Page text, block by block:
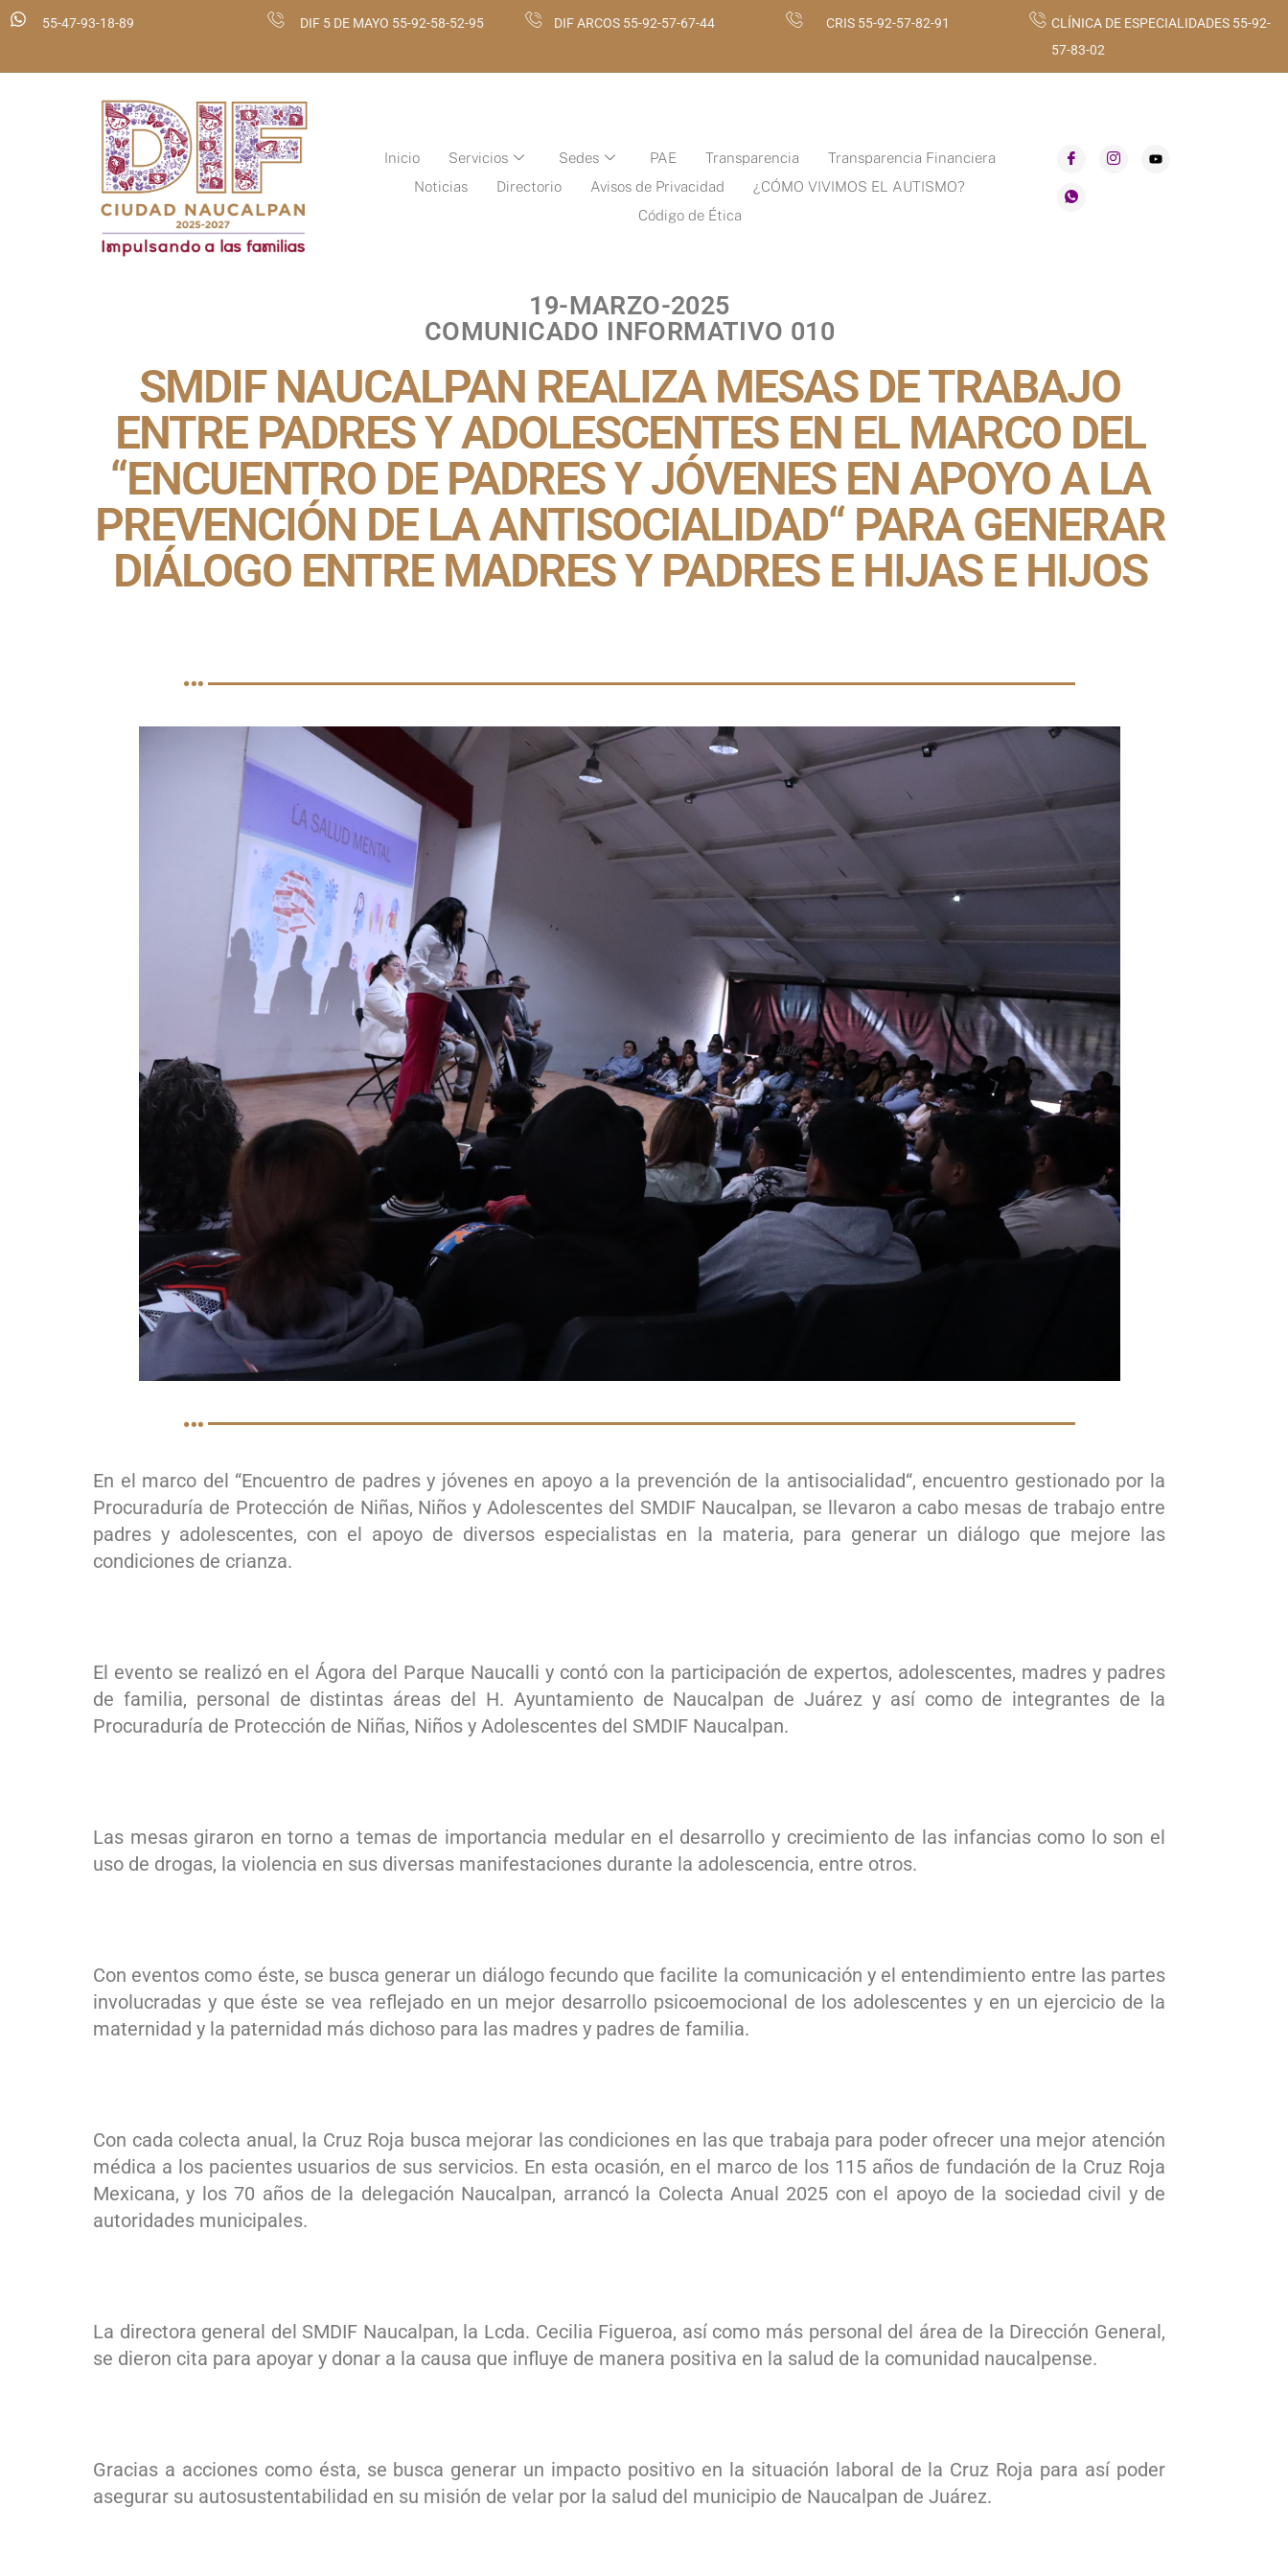
55-47-93-18-89 DIF 5 DE MAYO 55-92-58-52-95 DIF ARCOS 55-92-57-67-44 CRIS 55-92-57-82-91
CLÍNICA DE ESPECIALIDADES 55-92-
57-83-02
Inicio Servicios Sedes PAE Transparencia
Transparencia Financiera
Noticias
Directorio Avisos de Privacidad
¿CÓMO VIVIMOS EL AUTISMO?
Código de Ética
19-MARZO-2025
COMUNICADO INFORMATIVO 010
SMDIF NAUCALPAN REALIZA MESAS DE TRABAJO
ENTRE PADRES Y ADOLESCENTES EN EL MARCO DEL
“ENCUENTRO DE PADRES Y JÓVENES EN APOYO A LA
PREVENCIÓN DE LA ANTISOCIALIDAD“ PARA GENERAR
DIÁLOGO ENTRE MADRES Y PADRES E HIJAS E HIJOS
En el marco del “Encuentro de padres y jóvenes en apoyo a la prevención de la antisocialidad“, encuentro gestionado por la
Procuraduría de Protección de Niñas, Niños y Adolescentes del SMDIF Naucalpan, se llevaron a cabo mesas de trabajo entre
padres y adolescentes, con el apoyo de diversos especialistas en la materia, para generar un diálogo que mejore las
condiciones de crianza.
El evento se realizó en el Ágora del Parque Naucalli y contó con la participación de expertos, adolescentes, madres y padres
de familia, personal de distintas áreas del H. Ayuntamiento de Naucalpan de Juárez y así como de integrantes de la
Procuraduría de Protección de Niñas, Niños y Adolescentes del SMDIF Naucalpan.
Las mesas giraron en torno a temas de importancia medular en el desarrollo y crecimiento de las infancias como lo son el
uso de drogas, la violencia en sus diversas manifestaciones durante la adolescencia, entre otros.
Con eventos como éste, se busca generar un diálogo fecundo que facilite la comunicación y el entendimiento entre las partes
involucradas y que éste se vea reflejado en un mejor desarrollo psicoemocional de los adolescentes y en un ejercicio de la
maternidad y la paternidad más dichoso para las madres y padres de familia.
Con cada colecta anual, la Cruz Roja busca mejorar las condiciones en las que trabaja para poder ofrecer una mejor atención
médica a los pacientes usuarios de sus servicios. En esta ocasión, en el marco de los 115 años de fundación de la Cruz Roja
Mexicana, y los 70 años de la delegación Naucalpan, arrancó la Colecta Anual 2025 con el apoyo de la sociedad civil y de
autoridades municipales.
La directora general del SMDIF Naucalpan, la Lcda. Cecilia Figueroa, así como más personal del área de la Dirección General,
se dieron cita para apoyar y donar a la causa que influye de manera positiva en la salud de la comunidad naucalpense.
Gracias a acciones como ésta, se busca generar un impacto positivo en la situación laboral de la Cruz Roja para así poder
asegurar su autosustentabilidad en su misión de velar por la salud del municipio de Naucalpan de Juárez.